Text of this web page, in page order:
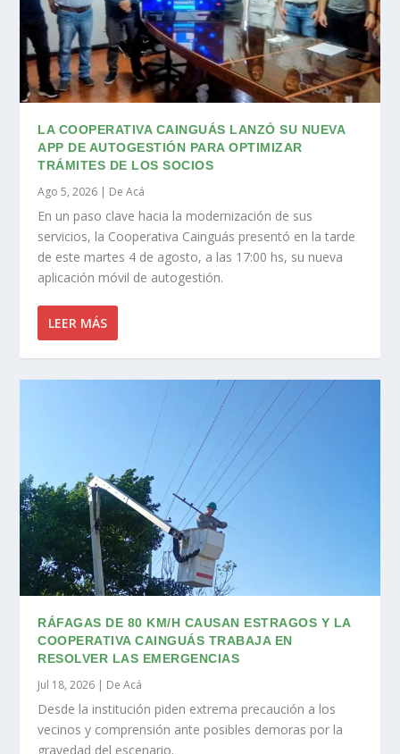
LA COOPERATIVA CAINGUÁS LANZÓ SU NUEVA
APP DE AUTOGESTIÓN PARA OPTIMIZAR
TRÁMITES DE LOS SOCIOS
Ago 5, 2026 | De Acá
En un paso clave hacia la modernización de sus
servicios, la Cooperativa Cainguás presentó en la tarde
de este martes 4 de agosto, a las 17:00 hs, su nueva
aplicación móvil de autogestión.
LEER MÁS
RÁFAGAS DE 80 KM/H CAUSAN ESTRAGOS Y LA
COOPERATIVA CAINGUÁS TRABAJA EN
RESOLVER LAS EMERGENCIAS
Jul 18, 2026 | De Acá
Desde la institución piden extrema precaución a los
vecinos y comprensión ante posibles demoras por la
gravedad del escenario.